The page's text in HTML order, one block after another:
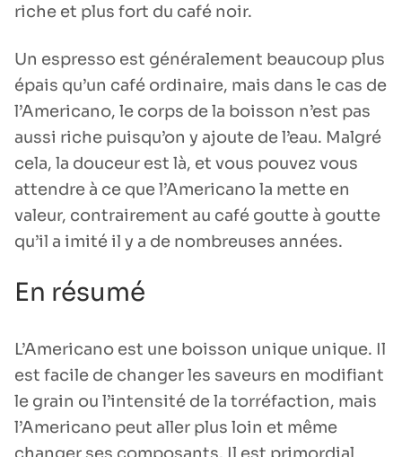
riche et plus fort du café noir.
Un espresso est généralement beaucoup plus
épais qu’un café ordinaire, mais dans le cas de
l’Americano, le corps de la boisson n’est pas
aussi riche puisqu’on y ajoute de l’eau. Malgré
cela, la douceur est là, et vous pouvez vous
attendre à ce que l’Americano la mette en
valeur, contrairement au café goutte à goutte
qu’il a imité il y a de nombreuses années.
En résumé
L’Americano est une boisson unique unique. Il
est facile de changer les saveurs en modifiant
le grain ou l’intensité de la torréfaction, mais
l’Americano peut aller plus loin et même